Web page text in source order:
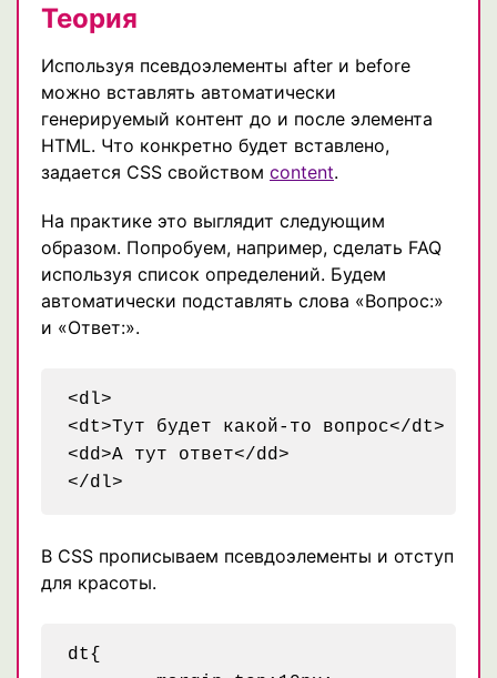
Теория
Используя псевдоэлементы after и before
можно вставлять автоматически
генерируемый контент до и после элемента
HTML. Что конкретно будет вставлено,
задается CSS свойством content.
На практике это выглядит следующим
образом. Попробуем, например, сделать FAQ
используя список определений. Будем
автоматически подставлять слова «Вопрос:»
и «Ответ:».
<dl>
<dt>Тут будет какой-то вопрос</dt>
<dd>А тут ответ</dd>
В CSS прописываем псевдоэлементы и отступ
для красоты.
dt{